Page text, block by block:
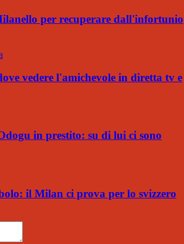
per recuperare dall'infortunio
vedere l'amichevole in diretta tv e
in prestito: su di lui ci sono
il Milan ci prova per lo svizzero